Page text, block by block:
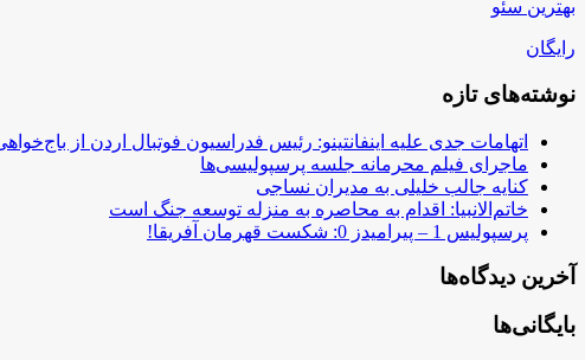
بهترین سئو
رایگان
نوشته‌های تازه
اتهامات جدی علیه اینفانتینو: رئیس فدراسیون فوتبال اردن از
ماجرای فیلم محرمانه جلسه پرسپولیسی‌ها
کنایه جالب خلیلی به مدیران نساجی
خاتم‌الانبیا: اقدام به محاصره به منزله توسعه جنگ است
پرسپولیس 1 – پیرامیدز 0: شکست قهرمان آفریقا!
آخرین دیدگاه‌ها
بایگانی‌ها